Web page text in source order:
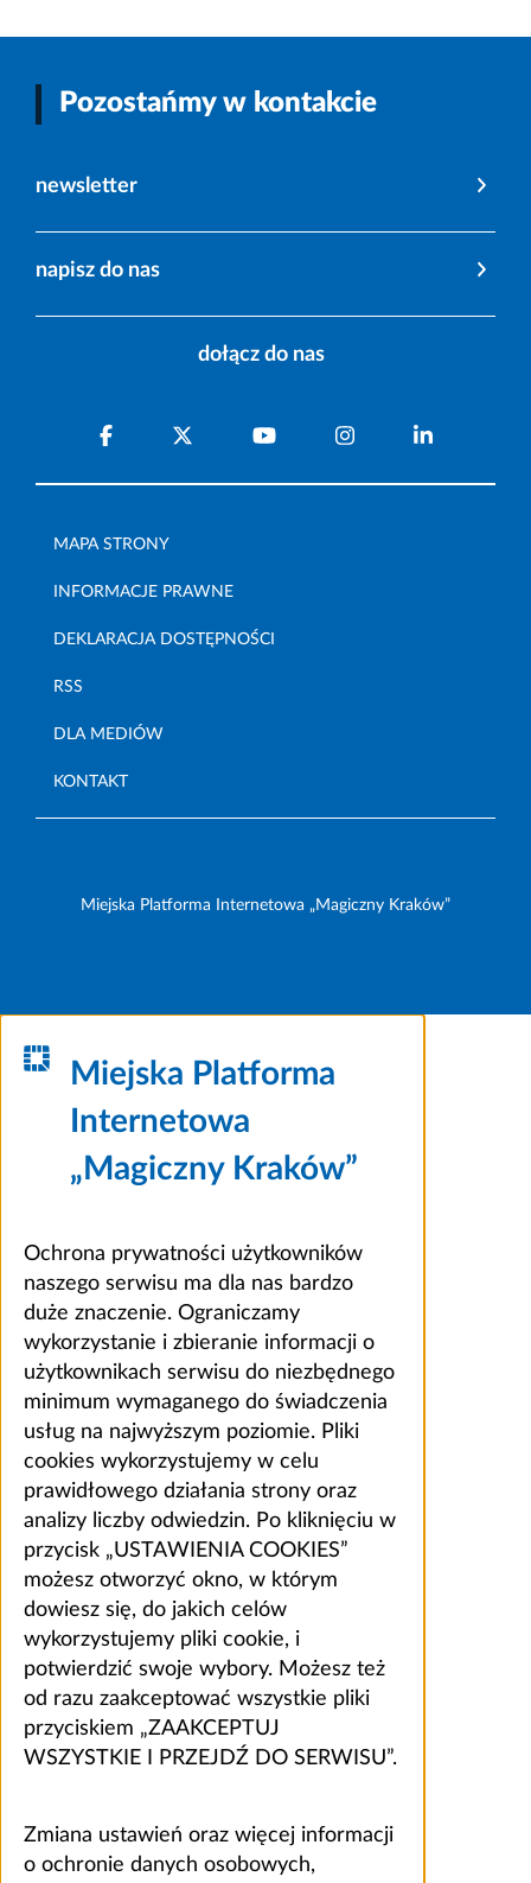
Pozostańmy w kontakcie
newsletter
napisz do nas
dołącz do nas
MAPA STRONY
INFORMACJE PRAWNE
DEKLARACJA DOSTĘPNOŚCI
RSS
DLA MEDIÓW
KONTAKT
Miejska Platforma Internetowa „Magiczny Kraków”
Miejska Platforma
Internetowa
„Magiczny Kraków”
Ochrona prywatności użytkowników
naszego serwisu ma dla nas bardzo
duże znaczenie. Ograniczamy
wykorzystanie i zbieranie informacji o
użytkownikach serwisu do niezbędnego
minimum wymaganego do świadczenia
usług na najwyższym poziomie. Pliki
cookies wykorzystujemy w celu
prawidłowego działania strony oraz
analizy liczby odwiedzin. Po kliknięciu w
przycisk „USTAWIENIA COOKIES”
możesz otworzyć okno, w którym
dowiesz się, do jakich celów
wykorzystujemy pliki cookie, i
potwierdzić swoje wybory. Możesz też
od razu zaakceptować wszystkie pliki
przyciskiem „ZAAKCEPTUJ
WSZYSTKIE I PRZEJDŹ DO SERWISU”.
Zmiana ustawień oraz więcej informacji
o ochronie danych osobowych,